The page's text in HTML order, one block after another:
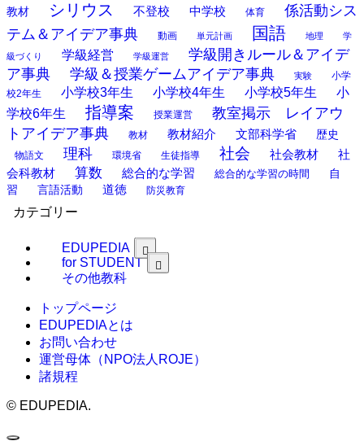
教材
シリウス 不登校 中学校 体育
係活動シス
テム＆アイデア事典
動画 単元計画 国語 地理 学
級づくり 学級経営 学級運営
学級開きルール＆アイデ
ア事典
学級＆授業ゲームアイデア事典 実験
小学
校2年生
小学校3年生 小学校4年生 小学校5年生
小
学校6年生
指導案 授業運営
教室掲示 レイアウ
トアイデア事典
教材 教材紹介 文部科学省 歴史
物語文 理科 環境省 生徒指導 社会 社会教材
社
会科教材
算数 総合的な学習 総合的な学習の時間
自
習
言語活動 道徳 防災教育
カテゴリー
EDUPEDIA
for STUDENT
その他教科
トップページ
EDUPEDIAとは
お問い合わせ
運営母体（NPO法人ROJE）
諸規程
© EDUPEDIA.